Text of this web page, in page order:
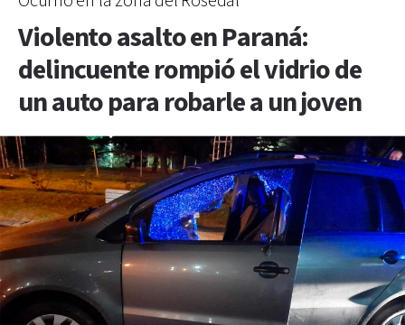
Violento asalto en Paraná:
delincuente rompió el vidrio de
un auto para robarle a un joven